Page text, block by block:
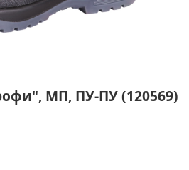
МП, ПУ-ПУ (120569)